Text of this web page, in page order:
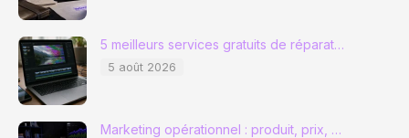
vos
de
travail
?
5 meilleurs services gratuits de réparat…
5 août 2026
Marketing opérationnel : produit, prix, …